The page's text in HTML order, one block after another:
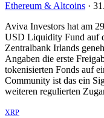
Ethereum & Altcoins ·
Aviva Investors hat am
USD Liquidity Fund auf
Zentralbank Irlands
Angaben die erste
tokenisierten Fonds auf
Community ist das ein
weiteren regulierten
XRP